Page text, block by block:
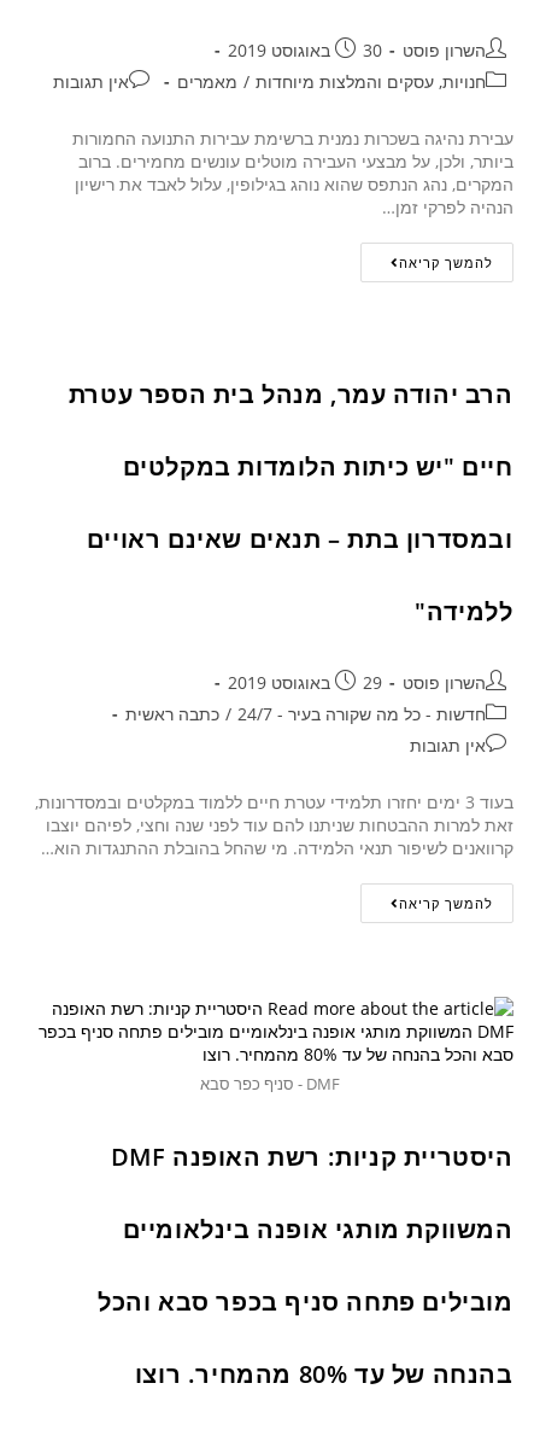
השרון פוסט
30 באוגוסט 2019
חנויות, עסקים והמלצות מיוחדות / מאמרים אין תגובות
עבירת נהיגה בשכרות נמנית ברשימת עבירות התנועה החמורות
ביותר, ולכן, על מבצעי העבירה מוטלים עונשים מחמירים. ברוב
המקרים, נהג הנתפס שהוא נוהג בגילופין, עלול לאבד את רישיון
הנהיה לפרקי זמן…
להמשך קריאה
הרב יהודה עמר, מנהל בית הספר עטרת
חיים "יש כיתות הלומדות במקלטים
ובמסדרון בתת – תנאים שאינם ראויים
ללמידה"
השרון פוסט
29 באוגוסט 2019
חדשות - כל מה שקורה בעיר - 24/7
/ כתבה ראשית
אין תגובות
בעוד 3 ימים יחזרו תלמידי עטרת חיים ללמוד במקלטים ובמסדרונות,
זאת למרות ההבטחות שניתנו להם עוד לפני שנה וחצי, לפיהם יוצבו
קרוואנים לשיפור תנאי הלמידה. מי שהחל בהובלת ההתנגדות הוא…
להמשך קריאה
DMF - סניף כפר סבא
היסטריית קניות: רשת האופנה DMF
המשווקת מותגי אופנה בינלאומיים
מובילים פתחה סניף בכפר סבא והכל
בהנחה של עד 80% מהמחיר. רוצו